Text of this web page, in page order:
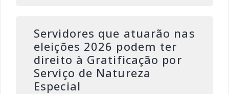
Servidores que atuarão nas
eleições 2026 podem ter
direito à Gratificação por
Serviço de Natureza
Especial